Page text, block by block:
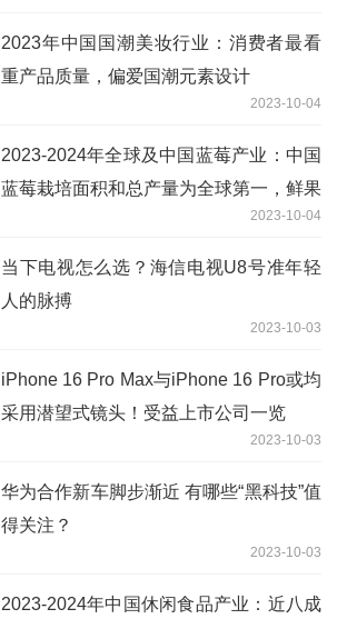
2023年中国国潮美妆行业：消费者最看
重产品质量，偏爱国潮元素设计
2023-10-04
2023-2024年全球及中国蓝莓产业：中国
蓝莓栽培面积和总产量为全球第一，鲜果
占总产量比仅为46.15%排全球第三2023-10-04
当下电视怎么选？海信电视U8号准年轻
人的脉搏
2023-10-03
iPhone 16 Pro Max与iPhone 16 Pro或均
采用潜望式镜头！受益上市公司一览
2023-10-03
华为合作新车脚步渐近 有哪些“黑科技”值
得关注？
2023-10-03
2023-2024年中国休闲食品产业：近八成